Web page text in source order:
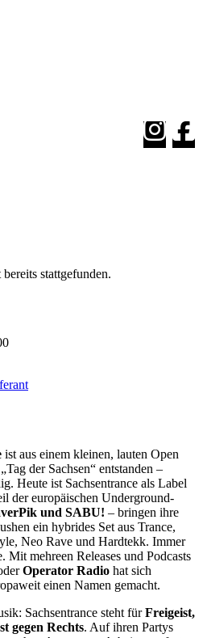
stattgefunden.
ist aus einem kleinen, lauten Open
der Sachsen“ entstanden –
Heute ist Sachsentrance als Label
der europäischen Underground-
und SABU! – bringen ihre
ein hybrides Set aus Trance,
Neo Rave und Hardtekk. Immer
mehreen Releases und Podcasts
Operator Radio hat sich
einen Namen gemacht.
Sachsentrance steht fürFreigeist,
gegen Rechts. Auf ihren Partys